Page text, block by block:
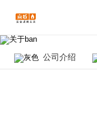
公司介绍